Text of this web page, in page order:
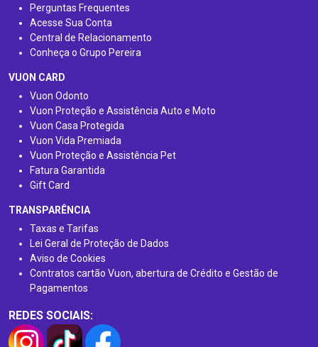
Perguntas Frequentes
Acesse Sua Conta
Central de Relacionamento
Conheça o Grupo Pereira
VUON CARD
Vuon Odonto
Vuon Proteção e Assistência Auto e Moto
Vuon Casa Protegida
Vuon Vida Premiada
Vuon Proteção e Assistência Pet
Fatura Garantida
Gift Card
TRANSPARÊNCIA
Taxas e Tarifas
Lei Geral de Proteção de Dados
Aviso de Cookies
Contratos cartão Vuon, abertura de Crédito e Gestão de
Pagamentos
REDES SOCIAIS: